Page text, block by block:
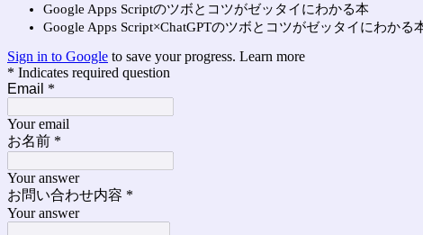
Google Apps Scriptのツボとコツがゼッタイにわかる本
Google Apps Script×ChatGPTのツボとコツがゼッタイにわかる
Sign in to Google to save your progress. Learn more
* Indicates required question
Email *
Your email
お名前 *
Your answer
お問い合わせ内容 *
Your answer